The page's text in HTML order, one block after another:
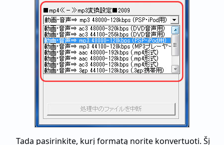
Tada pasirinkite, kurį formatą norite konvertuoti. Šį